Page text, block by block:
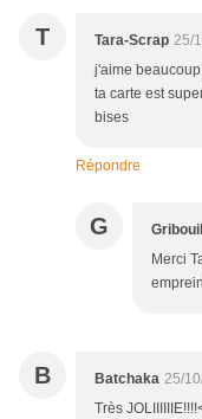
T Tara-Scrap 25/
j'aime
ta carte est
bises
Répondre
G
Merci
B Batchaka 25/
Très